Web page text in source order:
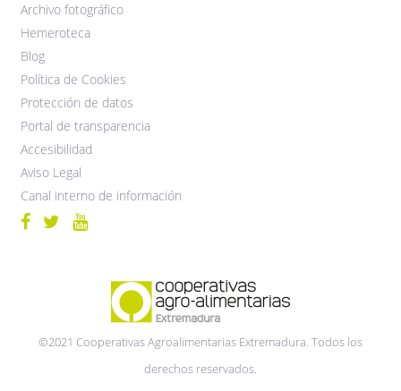
Archivo fotográfico
Hemeroteca
Blog
Política de Cookies
Protección de datos
Portal de transparencia
Accesibilidad
Aviso Legal
Canal interno de información
©2021 Cooperativas Agroalimentarias Extremadura. Todos los
derechos reservados.